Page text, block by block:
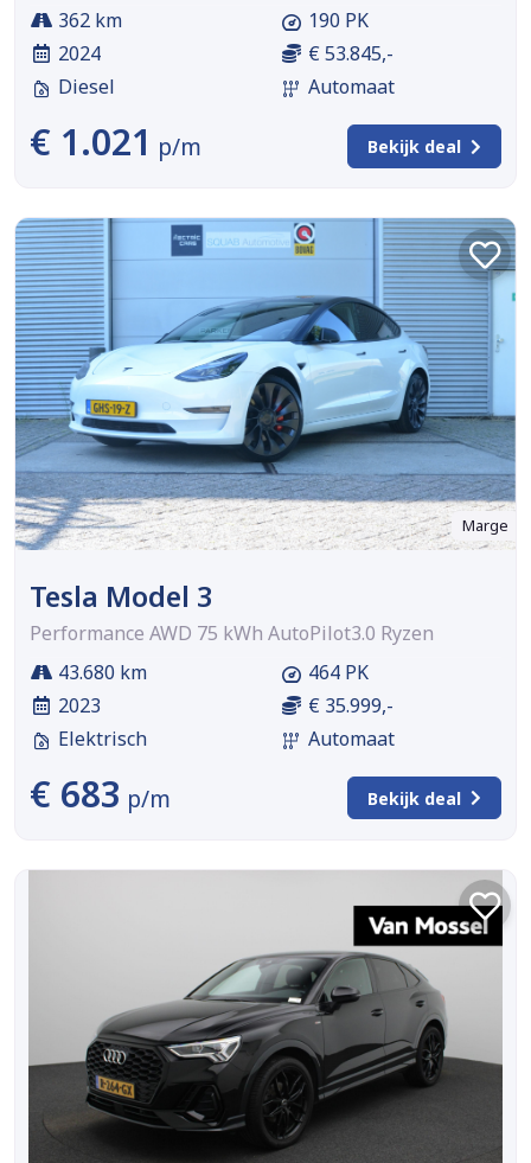
362 km
2024
Diesel
190 PK
€ 53.845,-
Automaat
€ 1.021 p/m Bekijk deal
Marge
Tesla Model 3
Performance AWD 75 kWh AutoPilot3.0 Ryzen
43.680 km
2023
Elektrisch
464 PK
€ 35.999,-
Automaat
€ 683 p/m Bekijk deal